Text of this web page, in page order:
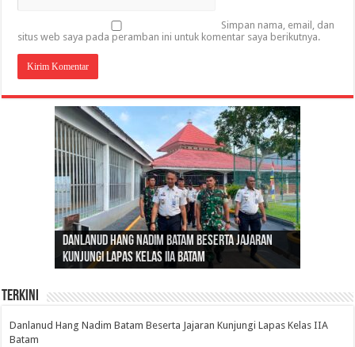
Simpan nama, email, dan
situs web saya pada peramban ini untuk komentar saya berikutnya.
Danlanud Hang Nadim Batam Beserta Jajaran
Kunjungi Lapas Kelas IIA Batam
Silaturahmi dan Reses Komite I DPD RI di Polda
Jambi Bahas Sinergitas Penanganan Narkotika
Gubernur Al Haris: Lomba Cerdas Cermat Sarana
Edukasi Pembentukan Karakter Generasi
Penerus
Gubernur Al Haris Dorong Koperasi Merah Putih
Cepat Beroperasi Agar Bisa Layani Masyarakat
Penuhi Kebutuhannya
Sosok Fenomenal yang Menggetarkan
Nusantara: Ratu Wangsa, Wanita Berkelas
dengan Pengaruh Internasional
Terkini
Danlanud Hang Nadim Batam Beserta Jajaran Kunjungi Lapas Kelas IIA
Batam